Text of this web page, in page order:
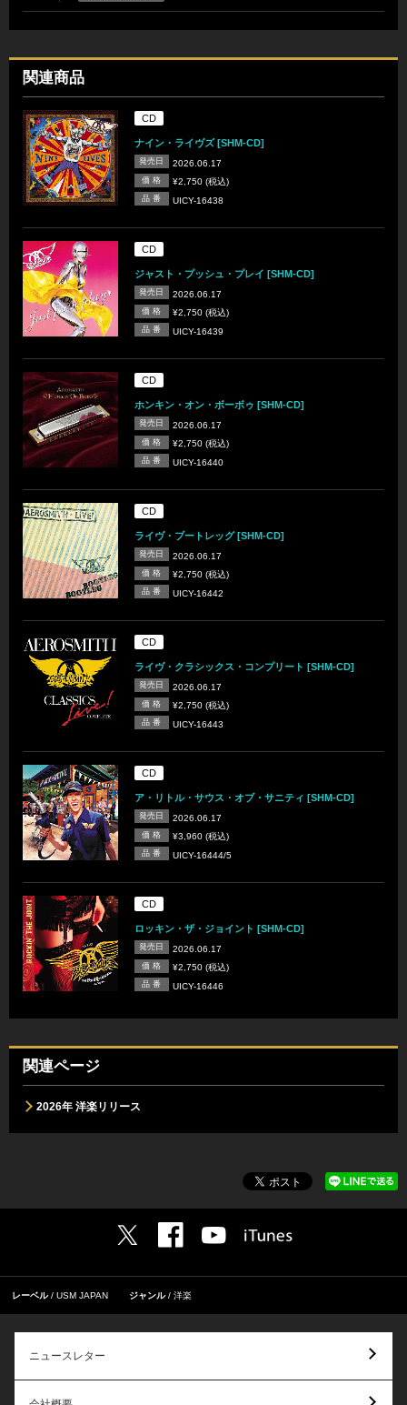
関連商品
CD
ナイン・ライヴズ [SHM-CD]
発売日 2026.06.17
価 格 ¥2,750 (税込)
品 番 UICY-16438
CD
ジャスト・プッシュ・プレイ [SHM-CD]
発売日 2026.06.17
価 格 ¥2,750 (税込)
品 番 UICY-16439
CD
ホンキン・オン・ボーボゥ [SHM-CD]
発売日 2026.06.17
価 格 ¥2,750 (税込)
品 番 UICY-16440
CD
ライヴ・ブートレッグ [SHM-CD]
発売日 2026.06.17
価 格 ¥2,750 (税込)
品 番 UICY-16442
CD
ライヴ・クラシックス・コンプリート [SHM-CD]
発売日 2026.06.17
価 格 ¥2,750 (税込)
品 番 UICY-16443
CD
ア・リトル・サウス・オブ・サニティ [SHM-CD]
発売日 2026.06.17
価 格 ¥3,960 (税込)
品 番 UICY-16444/5
CD
ロッキン・ザ・ジョイント [SHM-CD]
発売日 2026.06.17
価 格 ¥2,750 (税込)
品 番 UICY-16446
関連ページ
2026年 洋楽リリース
レーベル USM JAPAN ジャンル 洋楽
ニュースレター